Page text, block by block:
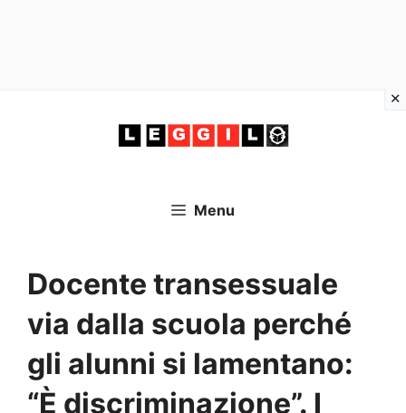
Menu
Docente transessuale
via dalla scuola perché
gli alunni si lamentano:
“È discriminazione”. I